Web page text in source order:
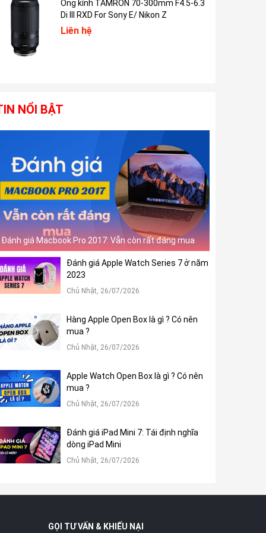
Ống kính TAMRON 70-300mm F4.5-6.3
Di III RXD For Sony E/ Nikon Z
Liên hệ
NỔI BẬT
Đánh giá Macbook Pro 2017: Vẫn còn rất đáng mua
Đánh giá Apple Watch Series 7 ở năm
2023
Chủ Nhật, 26/07/2026
Hàng Apple Open Box là gì ? Có nên
mua ?
Chủ Nhật, 26/07/2026
Apple Watch Open Box là gì ? Có nên
mua ?
Chủ Nhật, 26/07/2026
Đánh giá iPad Mini 7: Tái định nghĩa
dòng iPad Mini
Chủ Nhật, 26/07/2026
GỌI TƯ VẤN & KHIẾU NẠI